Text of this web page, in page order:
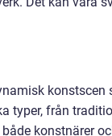
typer, från
konstnärer